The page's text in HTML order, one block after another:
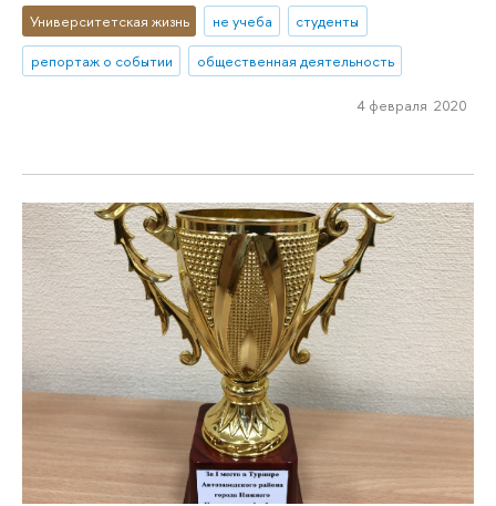
Университетская жизнь не учеба
студенты
репортаж о событии
общественная деятельность
4 февраля 2020